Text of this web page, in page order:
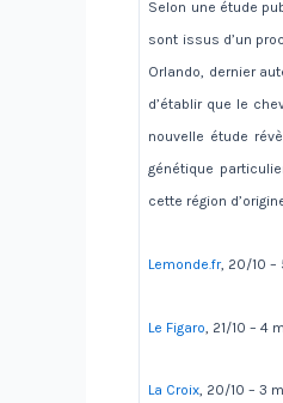
Selon une étude
sont issus d’un
Orlando, dernier
d’établir que le
nouvelle étude
génétique
cette région
Lemonde.fr, 20/10 –
Le Figaro , 21/10 – 4
La Croix, 20/10 – 3